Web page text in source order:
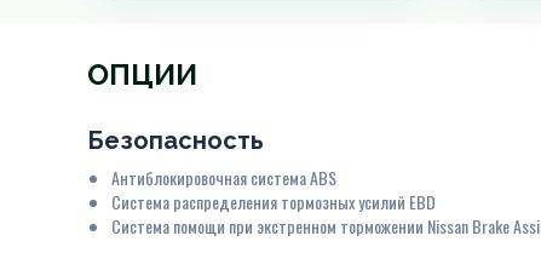
ОПЦИИ
Безопасность
Антиблокировочная система ABS
Система распределения тормозных усилий EBD
Система помощи при экстренном торможении Nissan Brake